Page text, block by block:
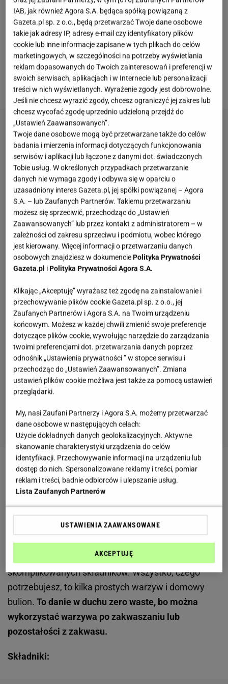
w takiej wersji to prawdziwa bomba zdrowotna.
Według Narodowego Centrum Edukacji Żywieniowej
są źródłem probiotyków, witamin z grupy B i
składników mineralnych, takich jak żelazo i potas,
które wspierają układ odpornościowy oraz pracę
serca i jelit.
Zobacz wideoZakwas buraczany - pyszny i zdrowy.
Jak zrobić go w domu?
Składniki, które zaskakują prostotą. Nie
potrzebujesz wiele, by uzyskać wyjątkowy smak
z kiszonych buraków nie wymaga
skomplikowanych składników. Wszystko, czego
potrzebujesz, to kilka prostych warzyw i domowy
bulion. To danie w duchu zero waste, bo można
wykorzystać warzywa po zakwaszaniu lub
pozostałości z zakwasu.
Składniki:
IAB, jak również Agora S.A. będąca spółką powiązaną z
Gazeta.pl sp. z o.o., będą przetwarzać Twoje dane osobowe
takie jak adresy IP, adresy e-mail czy identyfikatory plików
cookie lub inne informacje zapisane w tych plikach do celów
marketingowych, w szczególności na potrzeby wyświetlania
reklam dopasowanych do Twoich zainteresowań i preferencji w
swoich serwisach, aplikacjach i w Internecie lub personalizacji
treści w nich wyświetlanych. Wyrażenie zgody jest dobrowolne.
Jeśli nie chcesz wyrazić zgody, chcesz ograniczyć jej zakres lub
chcesz wycofać zgodę uprzednio udzieloną przejdź do
„Ustawień Zaawansowanych”.
Twoje dane osobowe mogą być przetwarzane także do celów
badania i mierzenia informacji dotyczących funkcjonowania
serwisów i aplikacji lub łączone z danymi dot. świadczonych
Tobie usług. W określonych przypadkach przetwarzanie
danych nie wymaga zgody i odbywa się w oparciu o
uzasadniony interes Gazeta.pl, jej spółki powiązanej – Agora
S.A. – lub Zaufanych Partnerów. Takiemu przetwarzaniu
możesz się sprzeciwić, przechodząc do „Ustawień
Zaawansowanych” lub przez kontakt z administratorem – w
zależności od zakresu sprzeciwu i podmiotu, wobec którego
jest kierowany. Więcej informacji o przetwarzaniu danych
osobowych znajdziesz w dokumenciePolityka Prywatności
Gazeta.pl iPolityka Prywatności Agora S.A.
Klikając „Akceptuję” wyrażasz też zgodę na zainstalowanie i
przechowywanie plików cookie Gazeta.pl sp. z o.o., jej
Zaufanych Partnerów i Agora S.A. na Twoim urządzeniu
końcowym. Możesz w każdej chwili zmienić swoje preferencje
dotyczące plików cookie, wywołując narzędzie do zarządzania
twoimi preferencjami dot. przetwarzania danych poprzez
odnośnik „Ustawienia prywatności ” w stopce serwisu i
przechodząc do „Ustawień Zaawansowanych”. Zmiana
ustawień plików cookie możliwa jest także za pomocą ustawień
przeglądarki.
My, nasi Zaufani Partnerzy i Agora S.A. możemy przetwarzać
dane osobowe w następujących celach:
Użycie dokładnych danych geolokalizacyjnych. Aktywne
skanowanie charakterystyki urządzenia do celów
identyfikacji. Przechowywanie informacji na urządzeniu lub
dostęp do nich. Spersonalizowane reklamy i treści, pomiar
reklam i treści, badnie odbiorców i ulepszanie usług.
Lista Zaufanych Partnerów
USTAWIENIA ZAAWANSOWANE
AKCEPTUJĘ